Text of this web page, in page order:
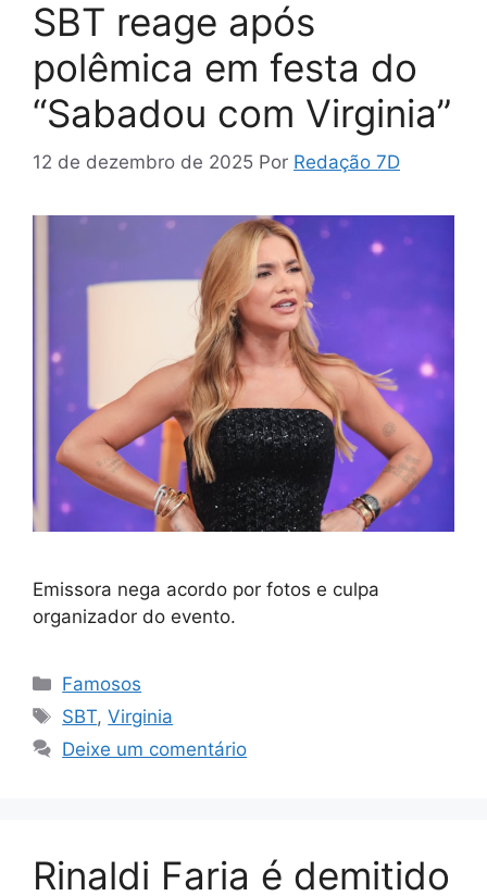
SBT reage após
polêmica em festa do
“Sabadou com Virginia”
12 de dezembro de 2025 Por Redação 7D
Emissora nega acordo por fotos e culpa
organizador do evento.
Categorias
Famosos
Tags
SBT,Virginia
Deixe um comentário
Rinaldi Faria é demitido